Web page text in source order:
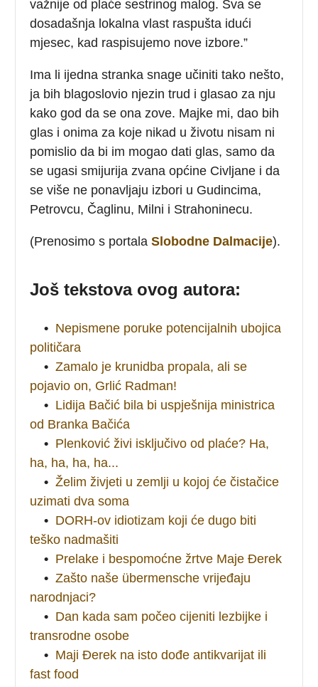
važnije od plaće sestrinog malog. Sva se
dosadašnja lokalna vlast raspušta idući
mjesec, kad raspisujemo nove izbore.”
Ima li ijedna stranka snage učiniti tako nešto,
ja bih blagoslovio njezin trud i glasao za nju
kako god da se ona zove. Majke mi, dao bih
glas i onima za koje nikad u životu nisam ni
pomislio da bi im mogao dati glas, samo da
se ugasi smijurija zvana općine Civljane i da
se više ne ponavljaju izbori u Gudincima,
Petrovcu, Čaglinu, Milni i Strahoninecu.
(Prenosimo s portalaSlobodne Dalmacije).
Još tekstova ovog autora:
• Nepismene poruke potencijalnih ubojica
političara
• Zamalo je krunidba propala, ali se
pojavio on, Grlić Radman!
• Lidija Bačić bila bi uspješnija ministrica
od Branka Bačića
• Plenković živi isključivo od plaće? Ha,
ha, ha, ha, ha...
• Želim živjeti u zemlji u kojoj će čistačice
uzimati dva soma
• DORH-ov idiotizam koji će dugo biti
teško nadmašiti
• Prelake i bespomoćne žrtve Maje Đerek
• Zašto naše übermensche vrijeđaju
narodnjaci?
• Dan kada sam počeo cijeniti lezbijke i
transrodne osobe
• Maji Đerek na isto dođe antikvarijat ili
fast food